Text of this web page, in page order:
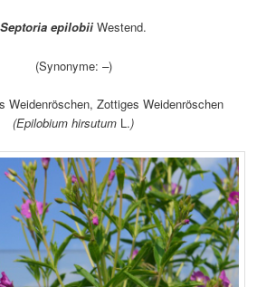
Septoria epilobii Westend.
(Synonyme: –)
Weidenröschen, Zottiges Weidenröschen
(Epilobium hirsutum L.)